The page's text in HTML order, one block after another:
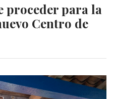
proceder para la
Centro de